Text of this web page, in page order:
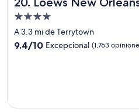
p
e
r
r
e
u
n
o
t
Propiedad
de
4.0
A 3.3 mi de Terrytown
9.4
9.4/10 Excepcional (1,763